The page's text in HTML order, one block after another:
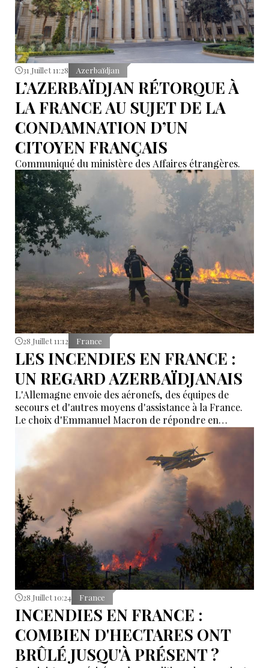
31 Juillet 11:28 Azerbaïdjan
L’AZERBAÏDJAN RÉTORQUE À
LA FRANCE AU SUJET DE LA
CONDAMNATION D’UN
CITOYEN FRANÇAIS
Communiqué du ministère des Affaires étrangères.
28 Juillet 11:12 France
LES INCENDIES EN FRANCE :
UN REGARD AZERBAÏDJANAIS
L'Allemagne envoie des aéronefs, des équipes de
secours et d'autres moyens d'assistance à la France.
Le choix d'Emmanuel Macron de répondre en
allemand a eu une portée symbolique.
28 Juillet 10:24 France
INCENDIES EN FRANCE :
COMBIEN D'HECTARES ONT
BRÛLÉ JUSQU'À PRÉSENT ?